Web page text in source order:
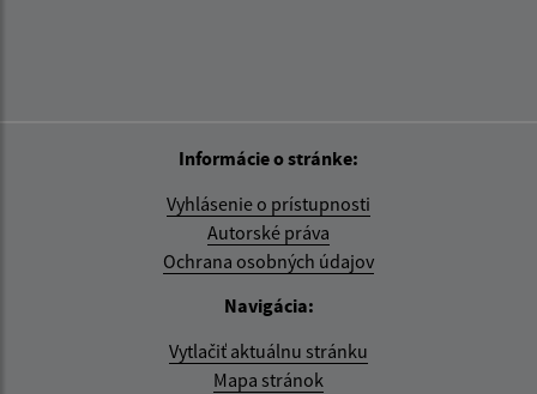
Informácie o stránke:
Vyhlásenie o prístupnosti
Autorské práva
Ochrana osobných údajov
Navigácia:
Vytlačiť aktuálnu stránku
Mapa stránok